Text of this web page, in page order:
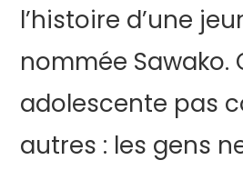
l’histoire d’une
nommée Sawako.
adolescente pas
autres : les gens